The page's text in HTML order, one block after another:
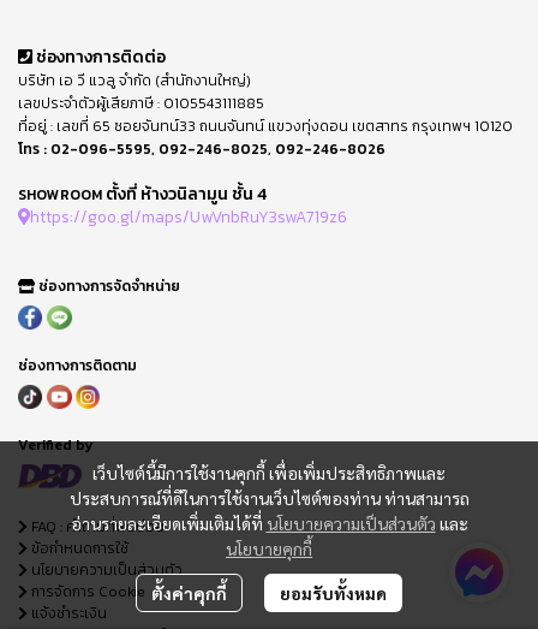
เว็บไซต์นี้มีการใช้งานคุกกี้ เพื่อเพิ่มประสิทธิภาพและ
ประสบการณ์ที่ดีในการใช้งานเว็บไซต์ของท่าน ท่านสามารถ
อ่านรายละเอียดเพิ่มเติมได้ที่ นโยบายความเป็นส่วนตัว และ
นโยบายคุกกี้
ตั้งค่าคุกกี้ ยอมรับทั้งหมด
ช่องทางการติดต่อ
บริษัท เอ วี แวลู จำกัด (สำนักงานใหญ่)
เลขประจำตัวผู้เสียภาษี : 0105543111885
ที่อยู่ : เลขที่ 65 ซอยจันทน์33 ถนนจันทน์ แขวงทุ่งดอน เขตสาทร กรุงเทพฯ 10120
โทร : 02-096-5595, 092-246-8025, 092-246-8026
SHOWROOM ตั้งที่ ห้างวนิลามูน ชั้น 4
https://goo.gl/maps/UwVnbRuY3swA719z6
ช่องทางการจัดจำหน่าย
ช่องทางการติดตาม
Verified by
FAQ : คำถามที่พบบ่อย
ข้อกำหนดการใช้
นโยบายความเป็นส่วนตัว
การจัดการ Cookie
แจ้งชำระเงิน